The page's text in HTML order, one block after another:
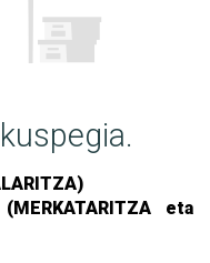
(MERKATARITZA eta